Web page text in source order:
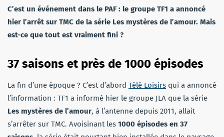
C’est un événement dans le PAF : le groupe TF1 a annoncé
hier l’arrêt sur TMC de la série Les mystères de l’amour. Mais
est-ce que tout est vraiment fini ?
37 saisons et près de 1000 épisodes
La fin d’une époque ? C’est d’abord Télé Loisirs qui a annoncé
l’information : TF1 a informé hier le groupe JLA que la série
Les mystères de l’amour, à l’antenne depuis 2011, allait
s’arrêter sur TMC. Avoisinant les 1000 épisodes en 37